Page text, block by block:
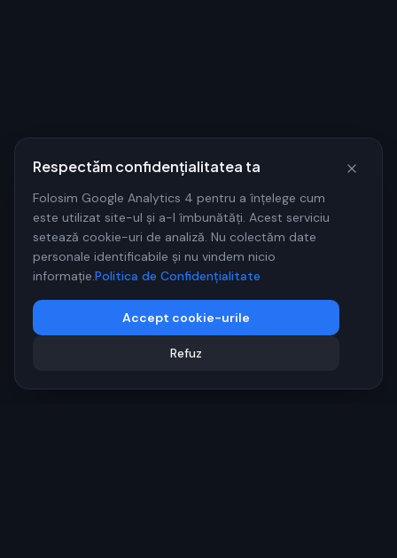
Respectăm confidențialitatea ta
Folosim Google Analytics 4 pentru a înțelege cum
este utilizat site-ul și a-l îmbunătăți. Acest serviciu
setează cookie-uri de analiză. Nu colectăm date
personale identificabile și nu vindem nicio
informație.Politica de Confidențialitate
Accept cookie-urile
Refuz